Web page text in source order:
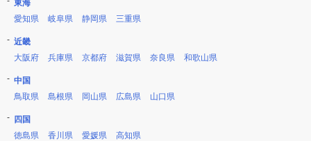
東海
愛知県
岐阜県 静岡県 三重県
近畿
大阪府
兵庫県 京都府 滋賀県 奈良県 和歌山県
中国
鳥取県
島根県 岡山県 広島県 山口県
四国
徳島県
香川県 愛媛県 高知県